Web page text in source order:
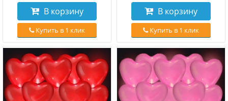
В корзину
Купить в 1 клик
В корзину
Купить в 1 клик